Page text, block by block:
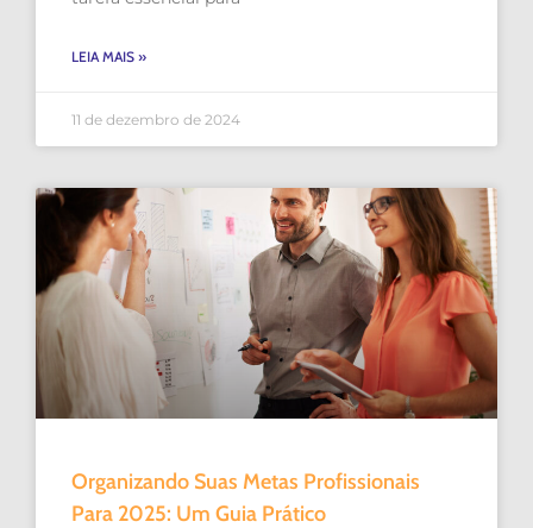
LEIA MAIS »
11 de dezembro de 2024
Organizando Suas Metas Profissionais
Para 2025: Um Guia Prático